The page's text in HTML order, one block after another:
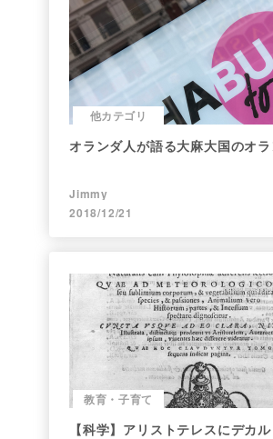
他カテゴリ
オランダ人が語る大麻大国のオ
Jimmy
2018/12/21
教育・子育て
【科学】アリストテレスにデカ